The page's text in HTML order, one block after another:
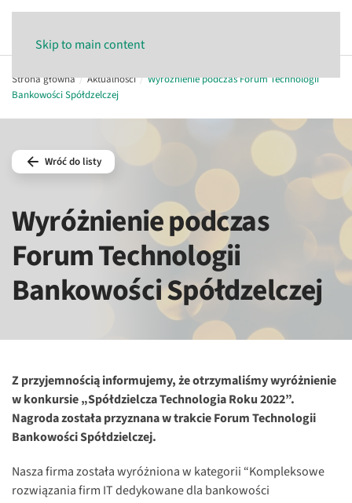
Skip to main content
Strona główna Aktualności
Wyróżnienie podczas Forum Technologii
Bankowości Spółdzelczej
Wróć do listy
Wyróżnienie podczas
Forum Technologii
Bankowości Spółdzelczej
Z przyjemnością informujemy, że otrzymaliśmy wyróżnienie
w konkursie „Spółdzielcza Technologia Roku 2022”.
Nagroda została przyznana w trakcie Forum Technologii
Bankowości Spółdzielczej.
Nasza firma została wyróżniona w kategorii “Kompleksowe
rozwiązania firm IT dedykowane dla bankowości